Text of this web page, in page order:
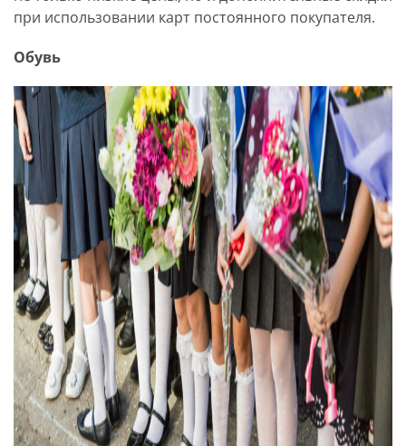
при использовании карт постоянного покупателя.
Обувь